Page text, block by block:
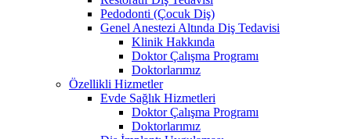
Pedodonti (Çocuk Diş)
Genel Anestezi Altında Diş Tedavisi
Klinik Hakkında
Doktor Çalışma Programı
Doktorlarımız
Özellikli Hizmetler
Evde Sağlık Hizmetleri
Doktor Çalışma Programı
Doktorlarımız